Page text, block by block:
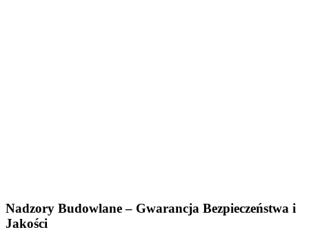
Nadzory Budowlane – Gwarancja Bezpieczeństwa i
Jakości